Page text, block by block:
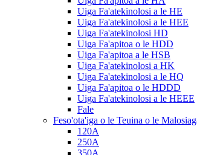
Uiga Fa'atekinolosi a le HE
Uiga Fa'atekinolosi a le HEE
Uiga Fa'atekinolosi HD
Uiga Fa'apitoa o le HDD
Uiga Fa'apitoa a le HSB
Uiga Fa'atekinolosi a HK
Uiga Fa'atekinolosi a le HQ
Uiga Fa'apitoa o le HDDD
Uiga Fa'atekinolosi a le HEEE
Fale
Feso'ota'iga o le Teuina o le
120A
250A
350A